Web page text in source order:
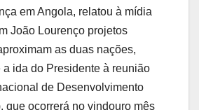
em Angola, relatou à mídia
João Lourenço projetos
as duas nações,
a ida do Presidente à reunião
de Desenvolvimento
que ocorrerá no vindouro mês